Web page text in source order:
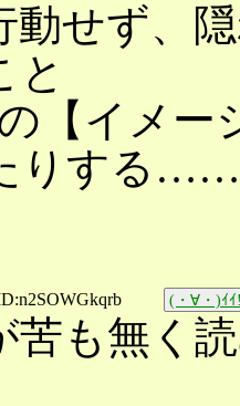
動せず、
と
【イメー
りする
(・∀・)ｲ
苦も無く